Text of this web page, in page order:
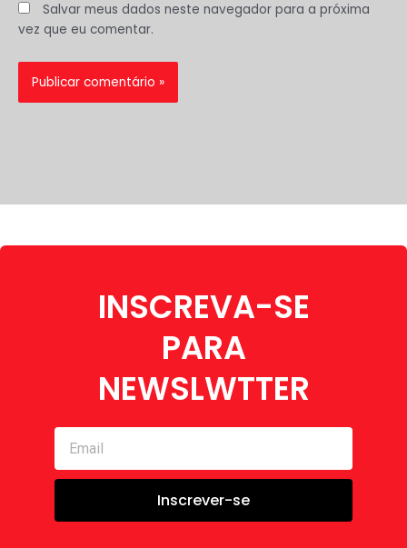
Salvar meus dados neste navegador para a próxima
vez que eu comentar.
INSCREVA-SE
PARA
NEWSLWTTER
Inscrever-se